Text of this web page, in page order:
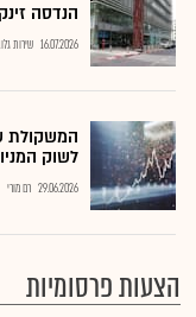
הנדסה
16.07.2026 שירות
המשקולת
לשוק
29.06.2026 רם מורי
הצעות פרסומיות